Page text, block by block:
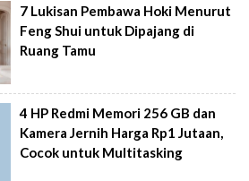
7 Lukisan Pembawa Hoki Menurut
Feng Shui untuk Dipajang di
Ruang Tamu
4 HP Redmi Memori 256 GB dan
Kamera Jernih Harga Rp1 Jutaan,
Cocok untuk Multitasking